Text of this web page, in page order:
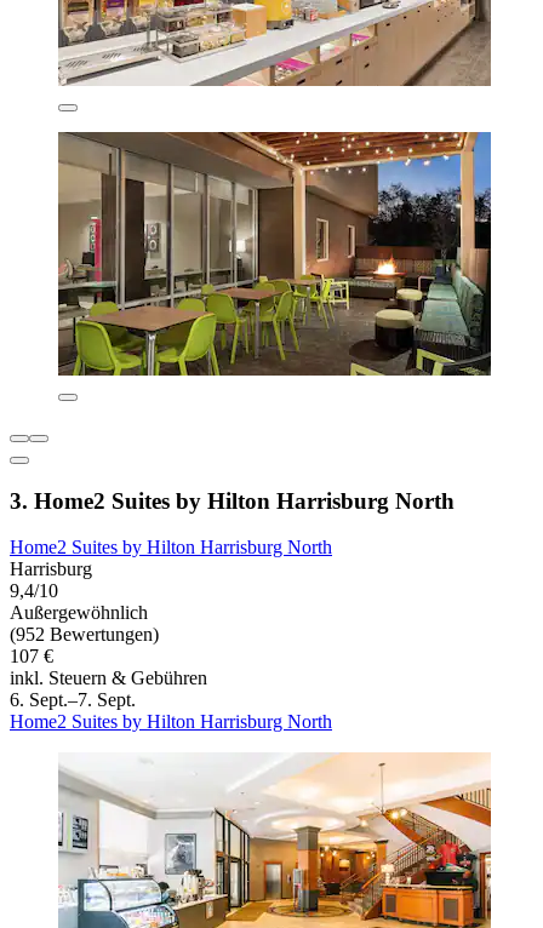
3. Home2 Suites by Hilton Harrisburg North
Home2 Suites by Hilton Harrisburg North
Harrisburg
9,4/10
Außergewöhnlich
(952 Bewertungen)
107 €
inkl. Steuern & Gebühren
6. Sept.–7. Sept.
Home2 Suites by Hilton Harrisburg North